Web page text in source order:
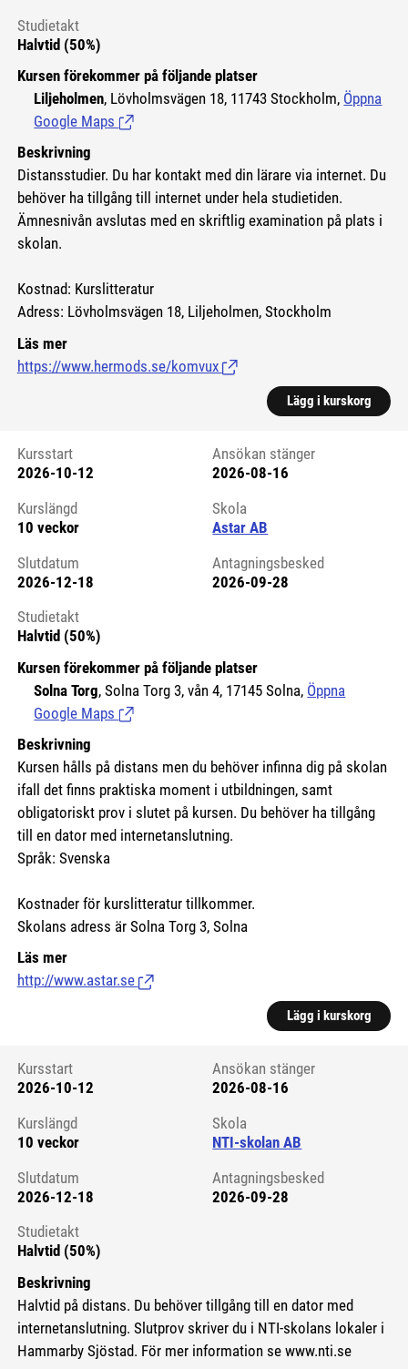
Studietakt
Halvtid (50%)
Kursen förekommer på följande platser
Liljeholmen, Lövholmsvägen 18, 11743 Stockholm, Öppna
Google Maps (Länk till extern sida.)
Beskrivning
Distansstudier. Du har kontakt med din lärare via internet. Du
behöver ha tillgång till internet under hela studietiden.
Ämnesnivån avslutas med en skriftlig examination på plats i
skolan.
Kostnad: Kurslitteratur
Adress: Lövholmsvägen 18, Liljeholmen, Stockholm
Läs mer
https://www.hermods.se/komvux (Länk till extern sida.)
Lägg i kurskorg
Kursstart 6092796
Kursstart
2026-10-12
Ansökan stänger
2026-08-16
Kurslängd
10 veckor
Skola
Astar AB
Slutdatum
2026-12-18
Antagningsbesked
2026-09-28
Studietakt
Halvtid (50%)
Kursen förekommer på följande platser
Solna Torg, Solna Torg 3, vån 4, 17145 Solna, Öppna
Google Maps (Länk till extern sida.)
Beskrivning
Kursen hålls på distans men du behöver infinna dig på skolan
ifall det finns praktiska moment i utbildningen, samt
obligatoriskt prov i slutet på kursen. Du behöver ha tillgång
till en dator med internetanslutning.
Språk: Svenska
Kostnader för kurslitteratur tillkommer.
Skolans adress är Solna Torg 3, Solna
Läs mer
http://www.astar.se (Länk till extern sida.)
Lägg i kurskorg
Kursstart 6104857
Kursstart
2026-10-12
Ansökan stänger
2026-08-16
Kurslängd
10 veckor
Skola
NTI-skolan AB
Slutdatum
2026-12-18
Antagningsbesked
2026-09-28
Studietakt
Halvtid (50%)
Beskrivning
Halvtid på distans. Du behöver tillgång till en dator med
internetanslutning. Slutprov skriver du i NTI-skolans lokaler i
Hammarby Sjöstad. För mer information se www.nti.se